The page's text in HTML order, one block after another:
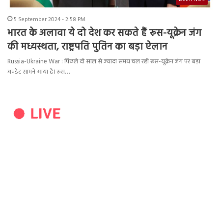
5 September 2024 - 2:58 PM
भारत के अलावा ये दो देश कर सकते हैं रूस-यूक्रेन जंग
की मध्यस्थता, राष्ट्रपति पुतिन का बड़ा ऐलान
Russia-Ukraine War : पिछले दो साल से ज्यादा समय चल रही रूस-यूक्रेन जंग पर बड़ा
अपडेट सामने आया है। रूस…